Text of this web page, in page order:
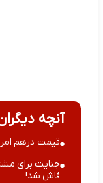
آنچه
قیمت درهم امروز
جنایت برای
فاش شد!